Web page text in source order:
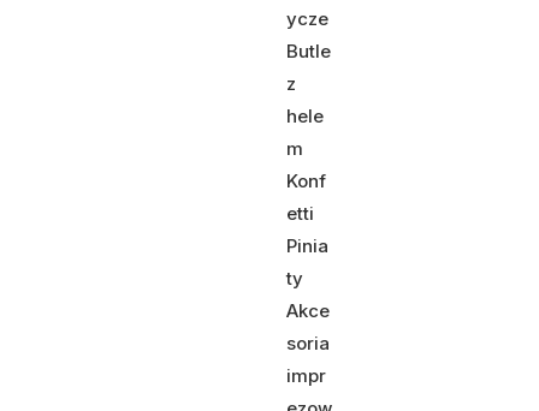
ycze
Butle
z
hele
m
Konf
etti
Pinia
ty
Akce
soria
impr